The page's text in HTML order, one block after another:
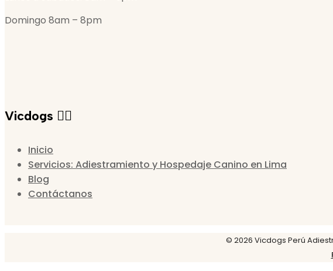
Domingo 8am – 8pm
Vicdogs 🐕‍🦺
Inicio
Servicios: Adiestramiento y Hospedaje Canino en Lima
Blog
Contáctanos
© 2026 Vicdogs Perú